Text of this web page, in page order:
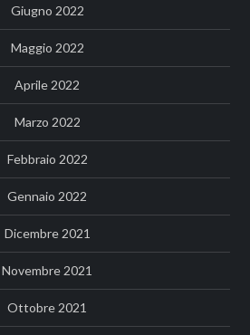
Giugno 2022
Maggio 2022
Aprile 2022
Marzo 2022
Febbraio 2022
Gennaio 2022
Dicembre 2021
Novembre 2021
Ottobre 2021